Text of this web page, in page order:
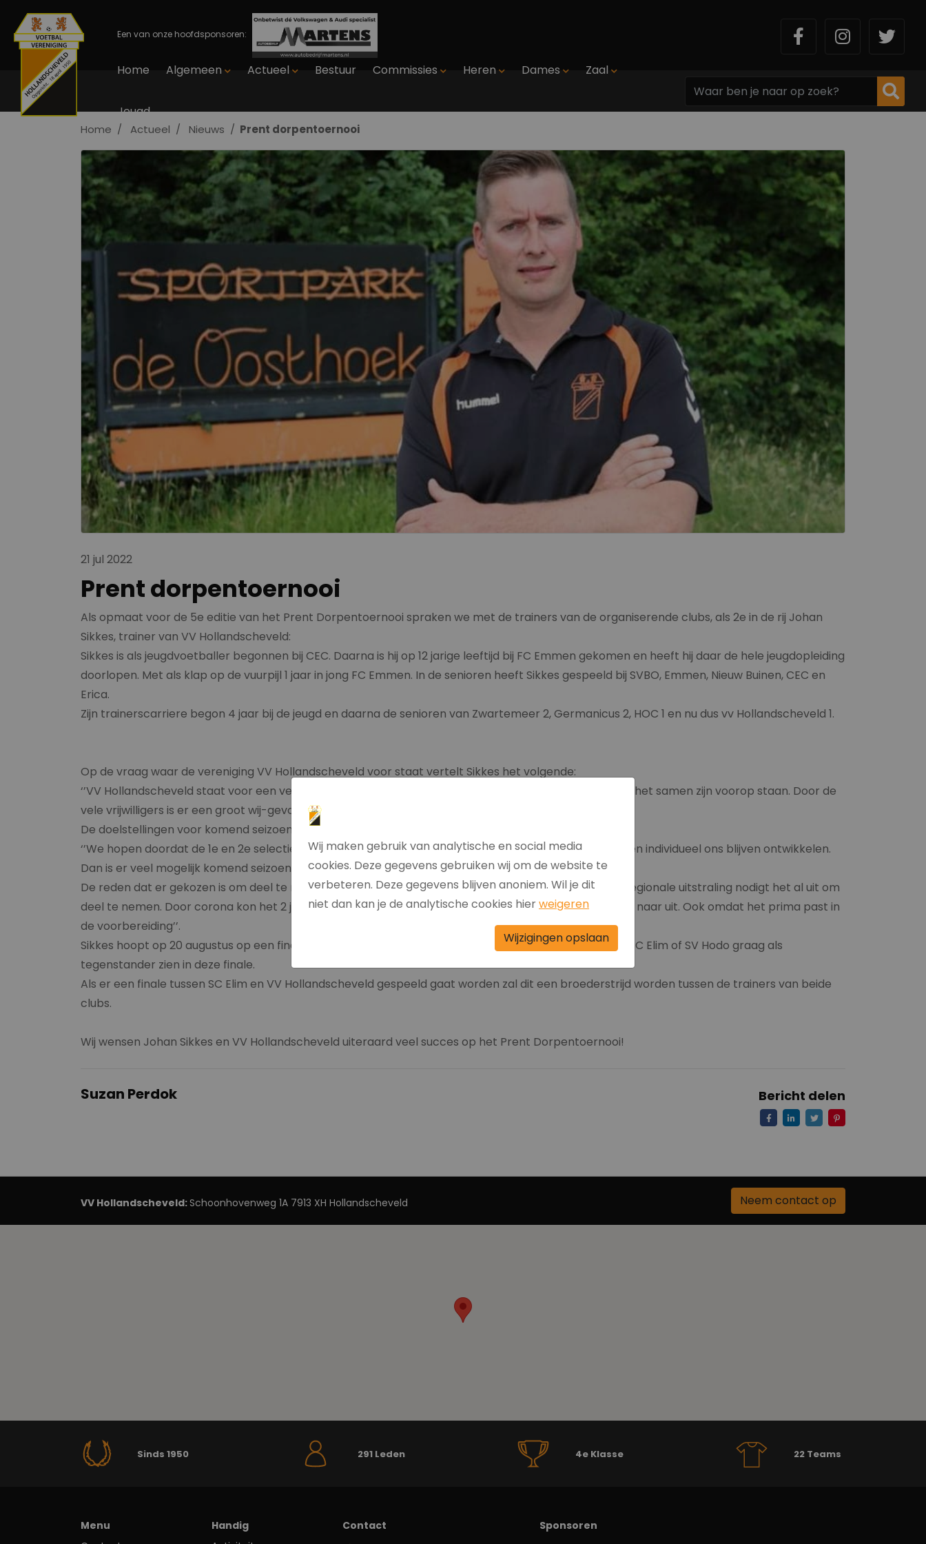
Een van onze hoofdsponsoren:
Home Algemeen Actueel Bestuur Commissies Heren Dames Zaal
Jeugd
Home Actueel Nieuws Prent dorpentoernooi
21 jul 2022
Prent dorpentoernooi
Als opmaat voor de 5e editie van het Prent Dorpentoernooi spraken we met de trainers van de organiserende clubs, als 2e in de rij Johan
Sikkes, trainer van VV Hollandscheveld:
Sikkes is als jeugdvoetballer begonnen bij CEC. Daarna is hij op 12 jarige leeftijd bij FC Emmen gekomen en heeft hij daar de hele jeugdopleiding
doorlopen. Met als klap op de vuurpijl 1 jaar in jong FC Emmen. In de senioren heeft Sikkes gespeeld bij SVBO, Emmen, Nieuw Buinen, CEC en
Erica.
Zijn trainerscarriere begon 4 jaar bij de jeugd en daarna de senioren van Zwartemeer 2, Germanicus 2, HOC 1 en nu dus vv Hollandscheveld 1.
Op de vraag waar de vereniging VV Hollandscheveld voor staat vertelt Sikkes het volgende:
‘’VV Hollandscheveld staat voor een vereniging waar iedereen welkom is. En waar prestatie, plezier en het samen zijn voorop staan. Door de
vele vrijwilligers is er een groot wij-gevoel. Dat maakt het speciaal bij de club’’.
De doelstellingen voor komend seizoen zijn als volgt:
‘’We hopen doordat de 1e en 2e selectie, groter worden, er meer concurrentie zal zijn. En zo als team en individueel ons blijven ontwikkelen.
Dan is er veel mogelijk komend seizoen’’.
De reden dat er gekozen is om deel te nemen aan het Prent Dorpentoernooi is als volgt: ‘’ Gezien de regionale uitstraling nodigt het al uit om
deel te nemen. Door corona kon het 2 jaar niet door gaan. We kijken als vv Hollandscheveld er dan ook naar uit. Ook omdat het prima past in
de voorbereiding’’.
Sikkes hoopt op 20 augustus op een finale plek van zijn eigen ploeg, en als hij zou mogen kiezen zou hij SC Elim of SV Hodo graag als
tegenstander zien in deze finale.
Als er een finale tussen SC Elim en VV Hollandscheveld gespeeld gaat worden zal dit een broederstrijd worden tussen de trainers van beide
clubs.
Wij wensen Johan Sikkes en VV Hollandscheveld uiteraard veel succes op het Prent Dorpentoernooi!
Suzan Perdok Bericht delen
VV Hollandscheveld:Schoonhovenweg 1A 7913 XH Hollandscheveld Neem contact op
Sinds 1950 291 Leden 4e Klasse 22 Teams
Menu
Handig
Contact
Sponsoren
Wij maken gebruik van analytische en social media
cookies. Deze gegevens gebruiken wij om de website te
verbeteren. Deze gegevens blijven anoniem. Wil je dit
niet dan kan je de analytische cookies hierweigeren
Wijzigingen opslaan